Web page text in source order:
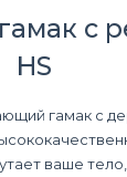
с
HS
гамак с
ваше тело,